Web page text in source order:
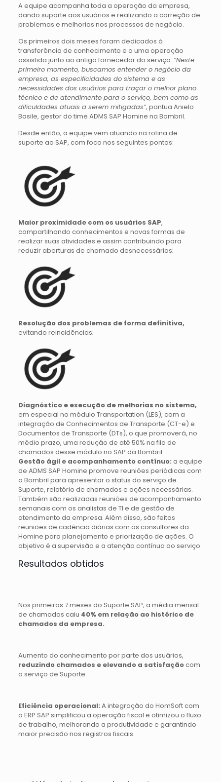
A equipe acompanha toda a operação da empresa,
dando suporte aos usuários e realizando a correção de
problemas e melhorias nos processos de negócio.
Os primeiros dois meses foram dedicados à
transferência de conhecimento e a uma operação
assistida junto ao antigo fornecedor do serviço. “Neste
primeiro momento, buscamos entender o negócio da
empresa, as especificidades do sistema e as
necessidades dos usuários para traçar o melhor plano
técnico e de atendimento para o serviço, bem como as
dificuldades atuais a serem mitigadas”, pontua Anielo
Basile, gestor do time ADMS SAP Homine na Bombril.
Desde então, a equipe vem atuando na rotina de
suporte ao SAP, com foco nos seguintes pontos:
Maior proximidade com os usuários SAP,
compartilhando conhecimentos e novas formas de
realizar suas atividades e assim contribuindo para
reduzir aberturas de chamado desnecessárias;
Resolução dos problemas de forma definitiva,
evitando reincidências;
Diagnóstico e execução de melhorias no sistema,
em especial no módulo Transportation (LES), com a
integração de Conhecimentos de Transporte (CT-e) e
Documentos de Transporte (DTs), o que promoverá, no
médio prazo, uma redução de até 50% na fila de
chamados desse módulo no SAP da Bombril.
Gestão ágil e acompanhamento contínuo: a equipe
de ADMS SAP Homine promove reuniões periódicas com
a Bombril para apresentar o status do serviço de
Suporte, relatório de chamados e ações necessárias.
Também são realizadas reuniões de acompanhamento
semanais com os analistas de TI e de gestão de
atendimento da empresa. Além disso, são feitas
reuniões de cadência diárias com os consultores da
Homine para planejamento e priorização de ações. O
objetivo é a supervisão e a atenção contínua ao serviço.
Resultados obtidos
Nos primeiros 7 meses do Suporte SAP, a média mensal
de chamados caiu 40% em relação ao histórico de
chamados da empresa.
Aumento do conhecimento por parte dos usuários,
reduzindo chamados e elevando a satisfaçãocom
o serviço de Suporte.
Eficiência operacional: A integração do HomSoft com
o ERP SAP simplificou a operação fiscal e otimizou o fluxo
de trabalho, melhorando a produtividade e garantindo
maior precisão nos registros fiscais.